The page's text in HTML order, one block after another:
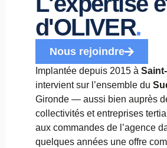
d'OLIVER.
Nous rejoindre
Implantée depuis 2015 à
intervient sur l’ensemble du
Gironde — aussi bien auprès
collectivités et entreprises
aux commandes de l’agence
quelques années une offre